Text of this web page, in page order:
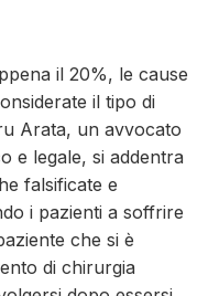
il 20%, le cause
il tipo di
Arata, un avvocato
e legale, si addentra
falsificate e
i pazienti a soffrire
che si è
di chirurgia